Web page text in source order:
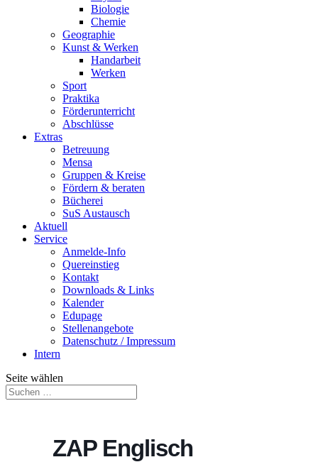
Biologie
Chemie
Geographie
Kunst & Werken
Handarbeit
Werken
Sport
Praktika
Förderunterricht
Abschlüsse
Extras
Betreuung
Mensa
Gruppen & Kreise
Fördern & beraten
Bücherei
SuS Austausch
Aktuell
Service
Anmelde-Info
Quereinstieg
Kontakt
Downloads & Links
Kalender
Edupage
Stellenangebote
Datenschutz / Impressum
Intern
Seite wählen
ZAP Englisch